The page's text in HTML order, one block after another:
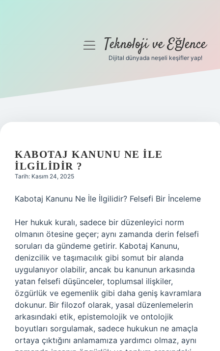
Gizlilik Politikası
Yasal Uyarı
menüyüTeknoloji ve Eğlence
Dijital dünyada neşeli keşifler yap!
KABOTAJ KANUNU NE ILE
ILGILIDIR ?
Tarih: Kasım 24, 2025
Kabotaj Kanunu Ne İle İlgilidir? Felsefi Bir İnceleme
Her hukuk kuralı, sadece bir düzenleyici norm
olmanın ötesine geçer; aynı zamanda derin felsefi
soruları da gündeme getirir. Kabotaj Kanunu,
denizcilik ve taşımacılık gibi somut bir alanda
uygulanıyor olabilir, ancak bu kanunun arkasında
yatan felsefi düşünceler, toplumsal ilişkiler,
özgürlük ve egemenlik gibi daha geniş kavramlara
dokunur. Bir filozof olarak, yasal düzenlemelerin
arkasındaki etik, epistemolojik ve ontolojik
boyutları sorgulamak, sadece hukukun ne amaçla
ortaya çıktığını anlamamıza yardımcı olmaz, aynı